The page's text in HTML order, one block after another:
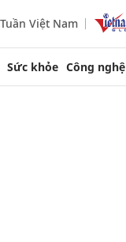
Tuần Việt Nam
Sức khỏe Công nghệ